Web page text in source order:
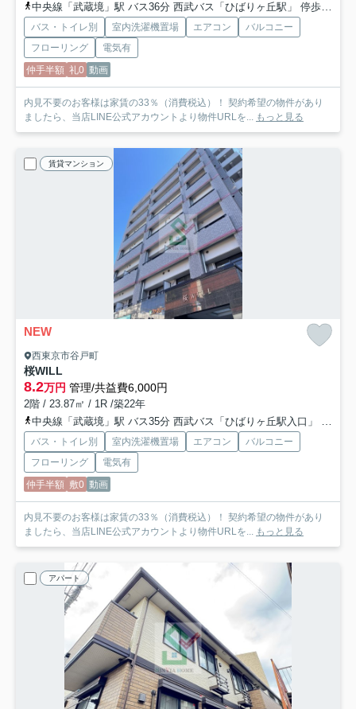
中央線「武蔵境」駅 バス36分 西武バス「ひばりヶ丘駅」 停歩10分
バス・トイレ別 室内洗濯機置場 エアコン
バルコニー
フローリング
電気有
仲手半額 礼0 動画
内見不要のお客様は家賃の33％（消費税込）！ 契約希望の物件があり
ましたら、当店LINE公式アカウントより物件URLを... もっと見る
賃貸マンション
NEW
西東京市谷戸町
桜WILL
8.2万円 管理/共益費6,000円
2階 / 23.87㎡ / 1R /築22年
中央線「武蔵境」駅 バス35分 西武バス「ひばりヶ丘駅入口」 停歩2分
バス・トイレ別 室内洗濯機置場 エアコン
バルコニー
フローリング
電気有
仲手半額 敷0 動画
内見不要のお客様は家賃の33％（消費税込）！ 契約希望の物件があり
ましたら、当店LINE公式アカウントより物件URLを... もっと見る
アパート